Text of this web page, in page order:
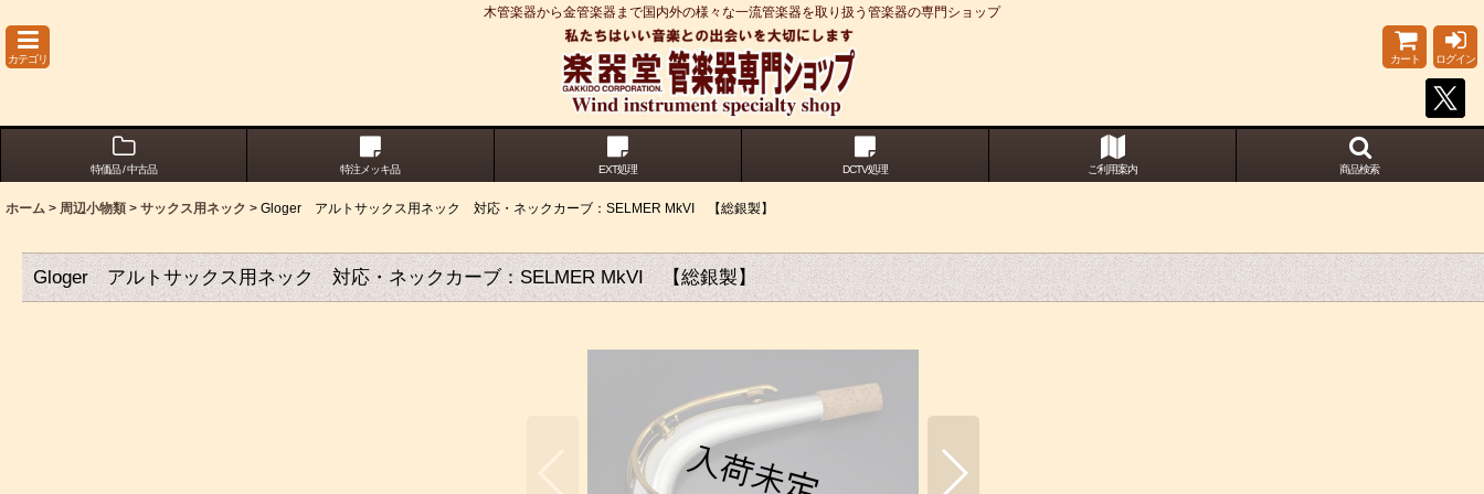
木管楽器から金管楽器まで国内外の様々な一流管楽器を取り扱う管楽器の専門ショップ
カテゴリ カート ログイン
特価品 / 中古品 特注メッキ品 EXT処理 DCTV処理 ご利用案内 商品検索
ホーム > 周辺小物類 > サックス用ネック > Gloger アルトサックス用ネック 対応・ネックカーブ：SELMER MkVI 【総銀製】
Gloger アルトサックス用ネック 対応・ネックカーブ：SELMER MkVI 【総銀製】